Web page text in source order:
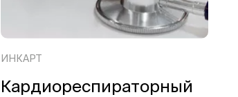
ИНКАРТ
Кардиореспираторный